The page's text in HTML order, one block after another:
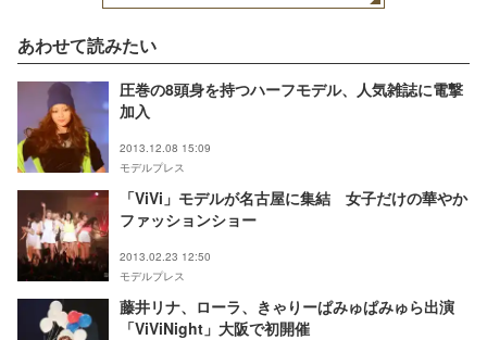
あわせて読みたい
圧巻の8頭身を持つハーフモデル、人気雑誌に電撃
加入
2013.12.08 15:09
モデルプレス
「ViVi」モデルが名古屋に集結 女子だけの華やか
ファッションショー
2013.02.23 12:50
モデルプレス
藤井リナ、ローラ、きゃりーぱみゅぱみゅら出演
「ViViNight」大阪で初開催